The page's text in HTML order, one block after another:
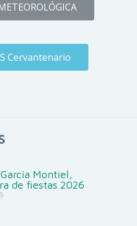
Cervantenario
Montiel,
de fiestas 2026